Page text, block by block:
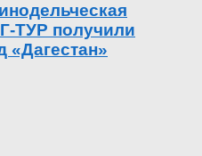
ТУР получили
«Дагестан»